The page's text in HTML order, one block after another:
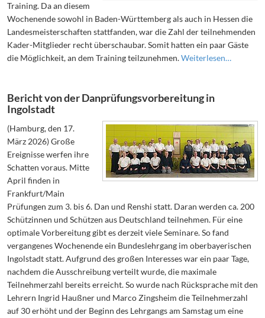
Training. Da an diesem
Wochenende sowohl in Baden-Württemberg als auch in Hessen die
Landesmeisterschaften stattfanden, war die Zahl der teilnehmenden
Kader-Mitglieder recht überschaubar. Somit hatten ein paar Gäste
die Möglichkeit, an dem Training teilzunehmen.Weiterlesen…
Bericht von der Danprüfungsvorbereitung in
Ingolstadt
(Hamburg, den 17.
März 2026) Große
Ereignisse werfen ihre
Schatten voraus. Mitte
April finden in
Frankfurt/Main
Prüfungen zum 3. bis 6. Dan und Renshi statt. Daran werden ca. 200
Schützinnen und Schützen aus Deutschland teilnehmen. Für eine
optimale Vorbereitung gibt es derzeit viele Seminare. So fand
vergangenes Wochenende ein Bundeslehrgang im oberbayerischen
Ingolstadt statt. Aufgrund des großen Interesses war ein paar Tage,
nachdem die Ausschreibung verteilt wurde, die maximale
Teilnehmerzahl bereits erreicht. So wurde nach Rücksprache mit den
Lehrern Ingrid Haußner und Marco Zingsheim die Teilnehmerzahl
auf 30 erhöht und der Beginn des Lehrgangs am Samstag um eine